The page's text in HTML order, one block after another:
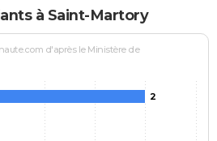
à Saint-Martory
d'après le Ministère de
2